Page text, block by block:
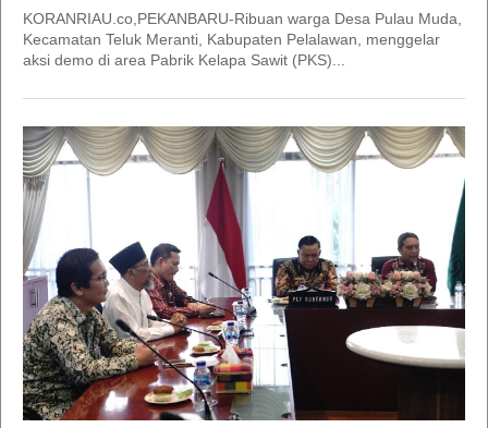
KORANRIAU.co,PEKANBARU-Ribuan warga Desa Pulau Muda,
Kecamatan Teluk Meranti, Kabupaten Pelalawan, menggelar
aksi demo di area Pabrik Kelapa Sawit (PKS)...